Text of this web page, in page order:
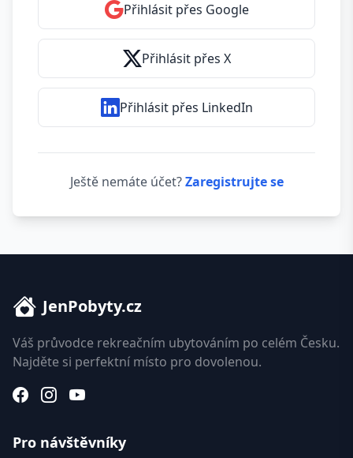
Přihlásit přes Google
Přihlásit přes X
Přihlásit přes LinkedIn
Ještě nemáte účet?Zaregistrujte se
JenPobyty.cz
Váš průvodce rekreačním ubytováním po celém Česku.
Najděte si perfektní místo pro dovolenou.
Pro návštěvníky